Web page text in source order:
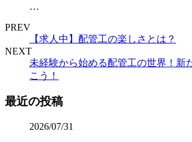
…
PREV
【求人中】配管工の楽しさとは？
NEXT
未経験から始める配管工の世界！新
こう！
最近の投稿
2026/07/31